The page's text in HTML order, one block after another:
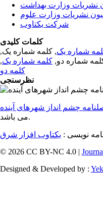
نشریات وزارت بهداشت
نشریات وزارت علوم
شرکت یکتاوب
کلمات کلیدی
شماره یک, کلمه شماره یک,
شماره دو, کلمه شماره یک,
کلمه دو
نظرسنجی
چشم انداز شهرهای آینده
می باشد.
نویسی : یکتاوب افزار شرق
© 2026 CC BY-NC 4.0 |
Designed & Developed by :